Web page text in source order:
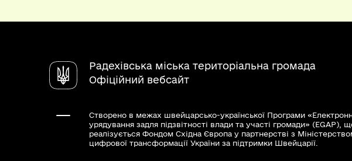
Радехівська міська територіальна громада
Офіційний вебсайт
Створено в межах швейцарсько-української Програми
урядування задля підзвітності влади та участі громади» (EGAP),
реалізується Фондом Східна Європа у партнерстві з
цифрової трансформації України за підтримки Швейцарії.